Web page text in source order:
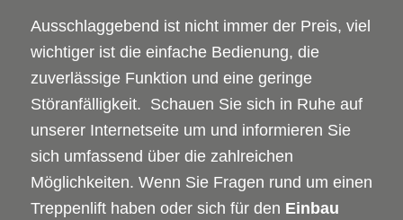
Ausschlaggebend ist nicht immer der Preis, viel
wichtiger ist die einfache Bedienung, die
zuverlässige Funktion und eine geringe
Störanfälligkeit. Schauen Sie sich in Ruhe auf
unserer Internetseite um und informieren Sie
sich umfassend über die zahlreichen
Möglichkeiten. Wenn Sie Fragen rund um einen
Treppenlift haben oder sich für den Einbau